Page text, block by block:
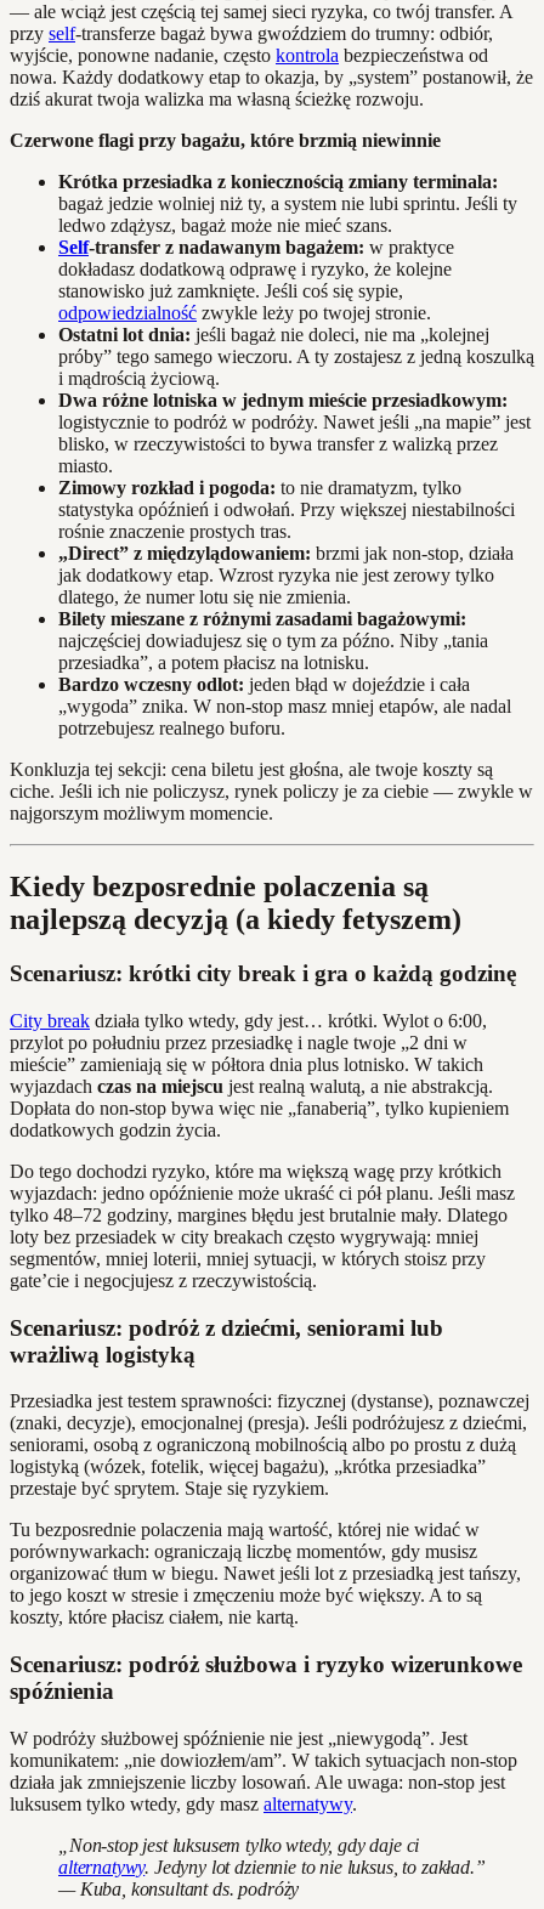
— ale wciąż jest częścią tej samej sieci ryzyka, co twój transfer. A
przy self‑transferze bagaż bywa gwoździem do trumny: odbiór,
wyjście, ponowne nadanie, często kontrola bezpieczeństwa od
nowa. Każdy dodatkowy etap to okazja, by „system” postanowił, że
dziś akurat twoja walizka ma własną ścieżkę rozwoju.
Czerwone flagi przy bagażu, które brzmią niewinnie
Krótka przesiadka z koniecznością zmiany terminala:
bagaż jedzie wolniej niż ty, a system nie lubi sprintu. Jeśli ty
ledwo zdążysz, bagaż może nie mieć szans.
Self-transfer z nadawanym bagażem: w praktyce
dokładasz dodatkową odprawę i ryzyko, że kolejne
stanowisko już zamknięte. Jeśli coś się sypie,
odpowiedzialność zwykle leży po twojej stronie.
Ostatni lot dnia: jeśli bagaż nie doleci, nie ma „kolejnej
próby” tego samego wieczoru. A ty zostajesz z jedną koszulką
i mądrością życiową.
Dwa różne lotniska w jednym mieście przesiadkowym:
logistycznie to podróż w podróży. Nawet jeśli „na mapie” jest
blisko, w rzeczywistości to bywa transfer z walizką przez
miasto.
Zimowy rozkład i pogoda: to nie dramatyzm, tylko
statystyka opóźnień i odwołań. Przy większej niestabilności
rośnie znaczenie prostych tras.
„Direct” z międzylądowaniem: brzmi jak non‑stop, działa
jak dodatkowy etap. Wzrost ryzyka nie jest zerowy tylko
dlatego, że numer lotu się nie zmienia.
Bilety mieszane z różnymi zasadami bagażowymi:
najczęściej dowiadujesz się o tym za późno. Niby „tania
przesiadka”, a potem płacisz na lotnisku.
Bardzo wczesny odlot: jeden błąd w dojeździe i cała
„wygoda” znika. W non‑stop masz mniej etapów, ale nadal
potrzebujesz realnego buforu.
Konkluzja tej sekcji: cena biletu jest głośna, ale twoje koszty są
ciche. Jeśli ich nie policzysz, rynek policzy je za ciebie — zwykle w
najgorszym możliwym momencie.
Kiedy bezposrednie polaczenia są
najlepszą decyzją (a kiedy fetyszem)
Scenariusz: krótki city break i gra o każdą godzinę
City break działa tylko wtedy, gdy jest… krótki. Wylot o 6:00,
przylot po południu przez przesiadkę i nagle twoje „2 dni w
mieście” zamieniają się w półtora dnia plus lotnisko. W takich
wyjazdach czas na miejscu jest realną walutą, a nie abstrakcją.
Dopłata do non‑stop bywa więc nie „fanaberią”, tylko kupieniem
dodatkowych godzin życia.
Do tego dochodzi ryzyko, które ma większą wagę przy krótkich
wyjazdach: jedno opóźnienie może ukraść ci pół planu. Jeśli masz
tylko 48–72 godziny, margines błędu jest brutalnie mały. Dlatego
loty bez przesiadek w city breakach często wygrywają: mniej
segmentów, mniej loterii, mniej sytuacji, w których stoisz przy
gate’cie i negocjujesz z rzeczywistością.
Scenariusz: podróż z dziećmi, seniorami lub
wrażliwą logistyką
Przesiadka jest testem sprawności: fizycznej (dystanse), poznawczej
(znaki, decyzje), emocjonalnej (presja). Jeśli podróżujesz z dziećmi,
seniorami, osobą z ograniczoną mobilnością albo po prostu z dużą
logistyką (wózek, fotelik, więcej bagażu), „krótka przesiadka”
przestaje być sprytem. Staje się ryzykiem.
Tu bezposrednie polaczenia mają wartość, której nie widać w
porównywarkach: ograniczają liczbę momentów, gdy musisz
organizować tłum w biegu. Nawet jeśli lot z przesiadką jest tańszy,
to jego koszt w stresie i zmęczeniu może być większy. A to są
koszty, które płacisz ciałem, nie kartą.
Scenariusz: podróż służbowa i ryzyko wizerunkowe
spóźnienia
W podróży służbowej spóźnienie nie jest „niewygodą”. Jest
komunikatem: „nie dowiozłem/am”. W takich sytuacjach non‑stop
działa jak zmniejszenie liczby losowań. Ale uwaga: non‑stop jest
luksusem tylko wtedy, gdy masz alternatywy.
„Non-stop jest luksusem tylko wtedy, gdy daje ci
alternatywy. Jedyny lot dziennie to nie luksus, to zakład.”
— Kuba, konsultant ds. podróży